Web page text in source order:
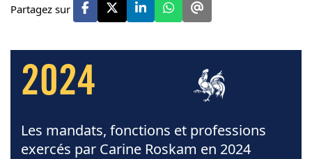
Partagez sur
2024
Les mandats, fonctions et professions
exercés par Carine Roskam en 2024